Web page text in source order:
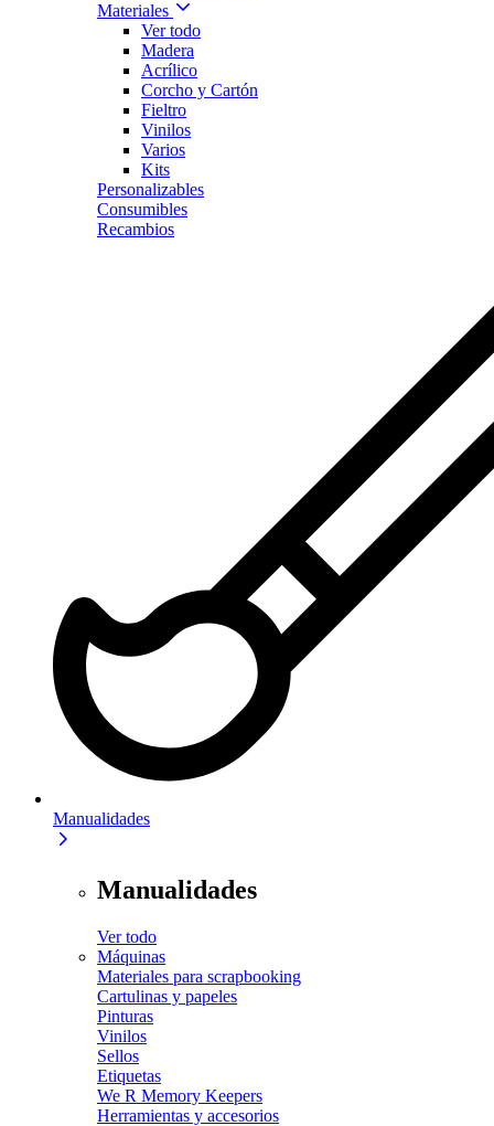
Materiales
Ver todo
Madera
Acrílico
Corcho y Cartón
Fieltro
Vinilos
Varios
Kits
Personalizables
Consumibles
Recambios
Manualidades
Manualidades
Ver todo
Máquinas
Materiales para scrapbooking
Cartulinas y papeles
Pinturas
Vinilos
Sellos
Etiquetas
We R Memory Keepers
Herramientas y accesorios